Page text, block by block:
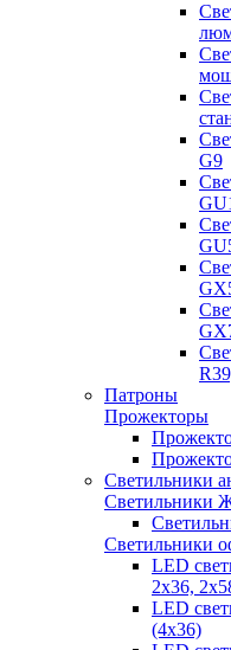
G9
Патроны
Прожекторы
Светильники
Светильники
LED
2х36,
LED
(4х36)